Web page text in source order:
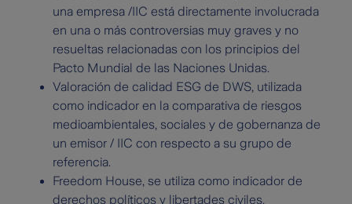
una empresa /IIC está directamente involucrada
en una o más controversias muy graves y no
resueltas relacionadas con los principios del
Pacto Mundial de las Naciones Unidas.
Valoración de calidad ESG de DWS, utilizada
como indicador en la comparativa de riesgos
medioambientales, sociales y de gobernanza de
un emisor / IIC con respecto a su grupo de
referencia.
Freedom House, se utiliza como indicador de
derechos políticos y libertades civiles.